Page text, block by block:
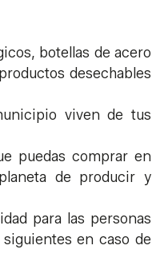
botellas de acero
desechables
viven de tus
puedas comprar en
de producir y
para las personas
en caso de